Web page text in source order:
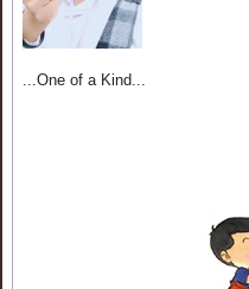
...One of a Kind...